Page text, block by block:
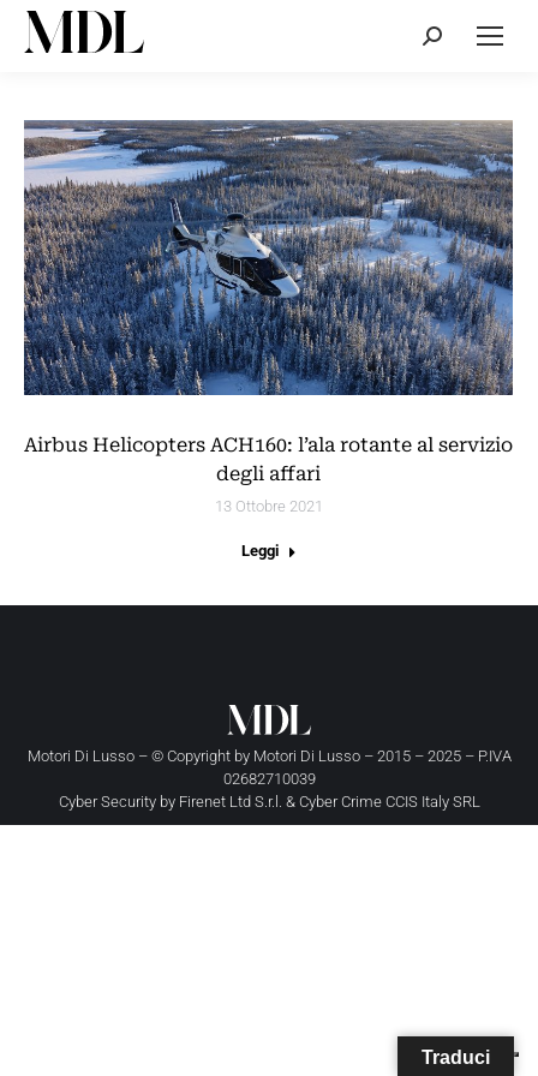
Cerca:
Airbus Helicopters ACH160: l’ala rotante al servizio
degli affari
13 Ottobre 2021
Leggi
Motori Di Lusso – © Copyright by Motori Di Lusso– 2015 – 2025 – P.IVA
02682710039
Cyber Security by Firenet Ltd S.r.l. & Cyber Crime CCIS Italy SRL
Traduci